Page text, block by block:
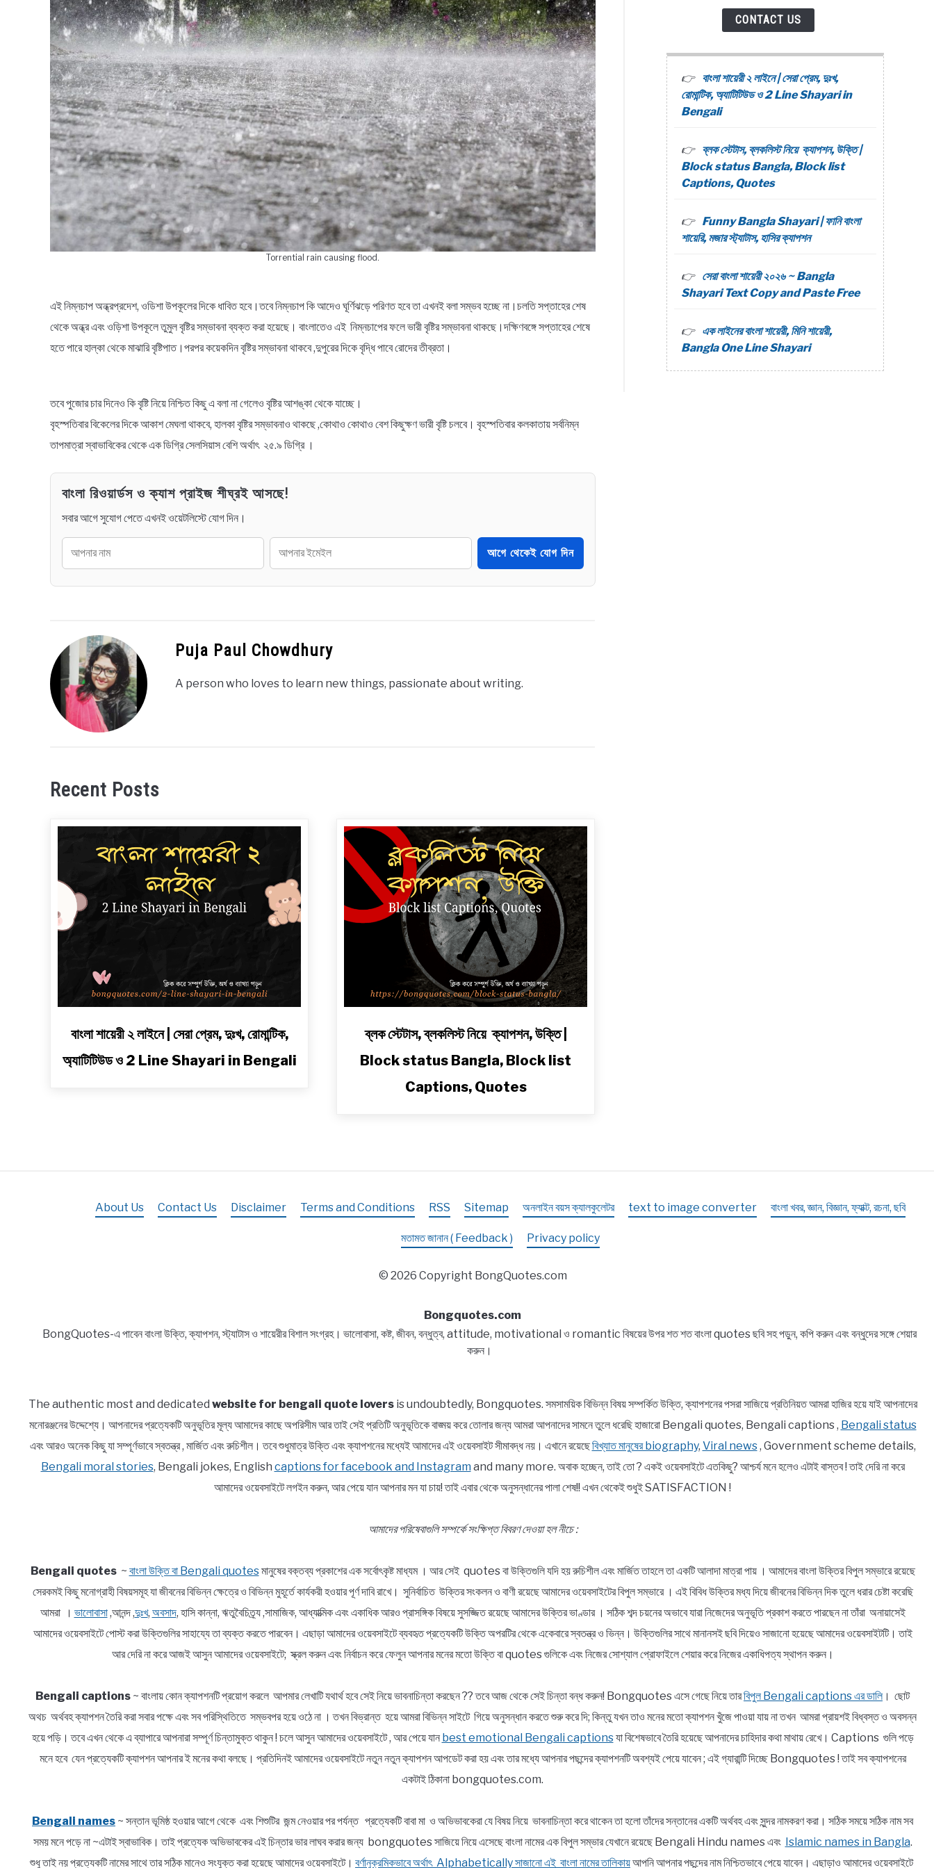
Torrential rain causing flood.
এই নিম্নচাপ অন্ধ্রপ্রদেশ, ওডিশা উপকূলের দিকে ধাবিত হবে।তবে নিম্নচাপ কি আদেও ঘূর্ণিঝড়ে পরিণত হবে তা এখনই বলা সম্ভব হচ্ছে না।চলতি সপ্তাহের শেষ
থেকে অন্ধ্র এবং ওড়িশা উপকূলে তুমুল বৃষ্টির সম্ভাবনা ব্যক্ত করা হয়েছে। বাংলাতেও এই নিম্নচাপের ফলে ভারী বৃষ্টির সম্ভাবনা থাকছে।দক্ষিণবঙ্গে সপ্তাহের শেষে
হতে পারে হাল্কা থেকে মাঝারি বৃষ্টিপাত।পরপর কয়েকদিন বৃষ্টির সম্ভাবনা থাকবে ,দুপুরের দিকে বৃদ্ধি পাবে রোদের তীব্রতা।
তবে পুজোর চার দিনেও কি বৃষ্টি নিয়ে নিশ্চিত কিছু এ বলা না গেলেও বৃষ্টির আশঙ্কা থেকে যাচ্ছে।
বৃহস্পতিবার বিকেলের দিকে আকাশ মেঘলা থাকবে, হালকা বৃষ্টির সম্ভাবনাও থাকছে ,কোথাও কোথাও বেশ কিছুক্ষণ ভারী বৃষ্টি চলবে। বৃহস্পতিবার কলকাতায় সর্বনিম্ন
তাপমাত্রা স্বাভাবিকের থেকে এক ডিগ্রি সেলসিয়াস বেশি অর্থাৎ ২৫.৯ ডিগ্রি ।
বাংলা রিওয়ার্ডস ও ক্যাশ প্রাইজ শীঘ্রই আসছে!
সবার আগে সুযোগ পেতে এখনই ওয়েটলিস্টে যোগ দিন।
আগে থেকেই যোগ দিন
Puja Paul Chowdhury
A person who loves to learn new things, passionate about writing.
Recent Posts
link
বাংলা
অ্যাটিটিউড
বাংলা শায়েরী ২ লাইনে | সেরা প্রেম, দুঃখ, রোমান্টিক,
অ্যাটিটিউড ও 2 Line Shayari in Bengali
Bangla,
Quotes
ব্লক স্টেটাস, ব্লকলিস্ট নিয়ে ক্যাপশন, উক্তি |
Block status Bangla, Block list
Captions, Quotes
CONTACT US
বাংলা শায়েরী ২ লাইনে | সেরা প্রেম, দুঃখ,
রোমান্টিক, অ্যাটিটিউড ও 2 Line Shayari in
Bengali
ব্লক স্টেটাস, ব্লকলিস্ট নিয়ে ক্যাপশন, উক্তি |
Block status Bangla, Block list
Captions, Quotes
Funny Bangla Shayari | ফানি বাংলা
শায়েরি, মজার স্ট্যাটাস, হাসির ক্যাপশন
সেরা বাংলা শায়েরী ২০২৬ ~ Bangla
Shayari Text Copy and Paste Free
এক লাইনের বাংলা শায়েরী, মিনি শায়েরী,
Bangla One Line Shayari
About Us Contact Us Disclaimer Terms and Conditions RSS Sitemap অনলাইন বয়স ক্যালকুলেটর text to image converter বাংলা খবর, জ্ঞান, বিজ্ঞান, ফ্যাক্ট, রচনা, ছবি
মতামত জানান ( Feedback ) Privacy policy
© 2026 Copyright BongQuotes.com
Bongquotes.com
BongQuotes-এ পাবেন বাংলা উক্তি, ক্যাপশন, স্ট্যাটাস ও শায়েরীর বিশাল সংগ্রহ। ভালোবাসা, কষ্ট, জীবন, বন্ধুত্ব, attitude, motivational ও romantic বিষয়ের উপর শত শত বাংলা quotes ছবি সহ পড়ুন, কপি করুন এবং বন্ধুদের সঙ্গে শেয়ার
করুন।
The authentic most and dedicated website for bengali quote loversis undoubtedly, Bongquotes. সমসাময়িক বিভিন্ন বিষয় সম্পর্কিত উক্তি, ক্যাপশনের পসরা সাজিয়ে প্রতিনিয়ত আমরা হাজির হয়ে যাই আপনাদের
মনোরঞ্জনের উদ্দেশ্যে। আপনাদের প্রত্যেকটি অনুভূতির মূল্য আমাদের কাছে অপরিসীম আর তাই সেই প্রতিটি অনুভূতিকে বাঙ্ময় করে তোলার জন্য আমরা আপনাদের সামনে তুলে ধরেছি হাজারো Bengali quotes, Bengali captions , Bengali status
এবং আরও অনেক কিছু যা সম্পূর্ণভাবে স্বতন্ত্র , মার্জিত এবং রুচিশীল। তবে শুধুমাত্র উক্তি এবং ক্যাপশনের মধ্যেই আমাদের এই ওয়েবসাইট সীমাবদ্ধ নয়। এখানে রয়েছেবিখ্যাত মানুষের biography, Viral news, Government scheme details,
Bengali moral stories, Bengali jokes, English captions for facebook and Instagram and many more. অবাক হচ্ছেন, তাই তো ? একই ওয়েবসাইটে এতকিছু? আশ্চর্য মনে হলেও এটাই বাস্তব ! তাই দেরি না করে
আমাদের ওয়েবসাইটে লগইন করুন, আর পেয়ে যান আপনার মন যা চায়! তাই এবার থেকে অনুসন্ধানের পালা শেষ!! এখন থেকেই শুধুই SATISFACTION !
আমাদের পরিষেবাগুলি সম্পর্কে সংক্ষিপ্ত বিবরণ দেওয়া হল নীচে :
Bengali quotes~ বাংলা উক্তি বা Bengali quotesমানুষের বক্তব্য প্রকাশের এক সর্বোৎকৃষ্ট মাধ্যম । আর সেই quotes বা উক্তিগুলি যদি হয় রুচিশীল এবং মার্জিত তাহলে তা একটি আলাদা মাত্রা পায় । আমাদের বাংলা উক্তির বিপুল সম্ভারে রয়েছে
সেরকমই কিছু মনোগ্রাহী বিষয়সমূহ যা জীবনের বিভিন্ন ক্ষেত্রে ও বিভিন্ন মুহূর্তে কার্যকরী হওয়ার পূর্ণ দাবি রাখে। সুনির্বাচিত উক্তির সংকলন ও বাণী রয়েছে আমাদের ওয়েবসাইটের বিপুল সম্ভারে । এই বিবিধ উক্তির মধ্য দিয়ে জীবনের বিভিন্ন দিক তুলে ধরার চেষ্টা করেছি
আমরা । ভালোবাসা,আনন্দ ,দুঃখ, অবসাদ, হাসি কান্না, ঋতুবৈচিত্র্য ,সামাজিক, আধ্যাত্মিক এবং একাধিক আরও প্রাসঙ্গিক বিষয়ে সুসজ্জিত রয়েছে আমাদের উক্তির ভাণ্ডার । সঠিক শব্দ চয়নের অভাবে যারা নিজেদের অনুভূতি প্রকাশ করতে পারছেন না তাঁরা অনায়াসেই
আমাদের ওয়েবসাইটে পোস্ট করা উক্তিগুলির সাহায্যে তা ব্যক্ত করতে পারবেন। এছাড়া আমাদের ওয়েবসাইটে ব্যবহৃত প্রত্যেকটি উক্তি অপরটির থেকে একেবারে স্বতন্ত্র ও ভিন্ন। উক্তিগুলির সাথে মানানসই ছবি দিয়েও সাজানো হয়েছে আমাদের ওয়েবসাইটটি। তাই
আর দেরি না করে আজই আসুন আমাদের ওয়েবসাইটে; স্ক্রল করুন এবং নির্বাচন করে ফেলুন আপনার মনের মতো উক্তি বা quotes গুলিকে এবং নিজের সোশ্যাল প্রোফাইলে শেয়ার করে নিজের একাধিপত্য স্থাপন করুন।
Bengali captions ~ বাংলায় কোন ক্যাপশনটি প্রয়োগ করলে আপমার লেখাটি যথার্থ হবে সেই নিয়ে ভাবনাচিন্তা করছেন ?? তবে আজ থেকে সেই চিন্তা বন্ধ করুন! Bongquotes এসে গেছে নিয়ে তারবিপুল Bengali captions এর ডালি। ছোট
অথচ অর্থবহ ক্যাপশন তৈরি করা সবার পক্ষে এবং সব পরিস্থিতিতে সম্ভবপর হয়ে ওঠে না । তখন বিভ্রান্ত হয়ে আমরা বিভিন্ন সাইটে গিয়ে অনুসন্ধান করতে শুরু করে দি; কিন্তু যখন তাও মনের মতো ক্যাপশন খুঁজে পাওয়া যায় না তখন আমরা প্রায়শই বিধ্বস্ত ও অবসন্ন
হয়ে পড়ি। তবে এখন থেকে এ ব্যাপারে আপনারা সম্পূর্ণ চিন্তামুক্ত থাকুন ! চলে আসুন আমাদের ওয়েবসাইটে , আর পেয়ে যান best emotional Bengali captionsযা বিশেষভাবে তৈরি হয়েছে আপনাদের চাহিদার কথা মাথায় রেখে। Captions গুলি পড়ে
মনে হবে যেন প্রত্যেকটি ক্যাপশন আপনার ই মনের কথা বলছে। প্রতিদিনই আমাদের ওয়েবসাইটে নতুন নতুন ক্যাপশন আপডেট করা হয় এবং তার মধ্যে আপনার পছন্দের ক্যাপশনটি অবশ্যই পেয়ে যাবেন ; এই গ্যারান্টি দিচ্ছে Bongquotes ! তাই সব ক্যাপশনের
একটাই ঠিকানা bongquotes.com.
Bengali names ~ সন্তান ভূমিষ্ঠ হওয়ার আগে থেকে এবং শিশুটির জন্ম নেওয়ার পর পর্যন্ত প্রত্যেকটি বাবা মা ও অভিভাবকেরা যে বিষয় নিয়ে ভাবনাচিন্তা করে থাকেন তা হলো তাঁদের সন্তানের একটি অর্থবহ এবং সুন্দর নামকরণ করা। সঠিক সময়ে সঠিক নাম সব
সময় মনে পড়ে না ~এটাই স্বাভাবিক। তাই প্রত্যেক অভিভাবকের এই চিন্তার ভার লাঘব করার জন্য bongquotes সাজিয়ে নিয়ে এসেছে বাংলা নামের এক বিপুল সম্ভার যেখানে রয়েছে Bengali Hindu names এবং Islamic names in Bangla.
শুধু তাই নয় প্রত্যেকটি নামের সাথে তার সঠিক মানেও সংযুক্ত করা হয়েছে আমাদের ওয়েবসাইটে। বর্ণানুক্রমিকভাবে অর্থাৎ Alphabetically সাজানো এই বাংলা নামের তালিকায়আপনি আপনার পছন্দের নাম নিশ্চিতভাবে পেয়ে যাবেন। এছাড়াও আমাদের ওয়েবসাইটে